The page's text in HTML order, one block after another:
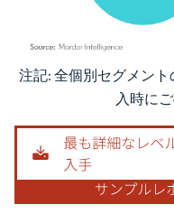
画像 © Mordor Intelligence。再
注記: 全個別セグメン
入時に